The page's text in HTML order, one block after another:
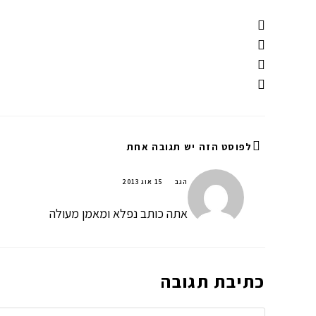
לפוסט הזה יש תגובה אחת
הגב 15 אוג 2013
אתה כותב נפלא ומאמן מעולה
כתיבת תגובה